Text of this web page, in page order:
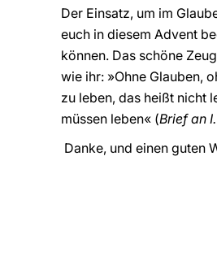
Der Einsatz, um im
euch in diesem Advent
können. Das schöne
wie ihr: »Ohne Glauben,
zu leben, das heißt nicht
müssen leben« (Brief an
Danke, und einen guten